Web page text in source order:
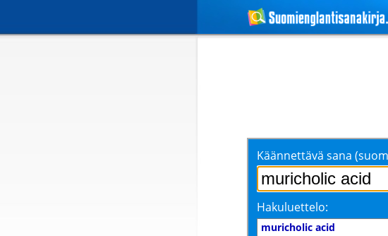
Käännettävä sana
Hakuluettelo:
muricholic acid